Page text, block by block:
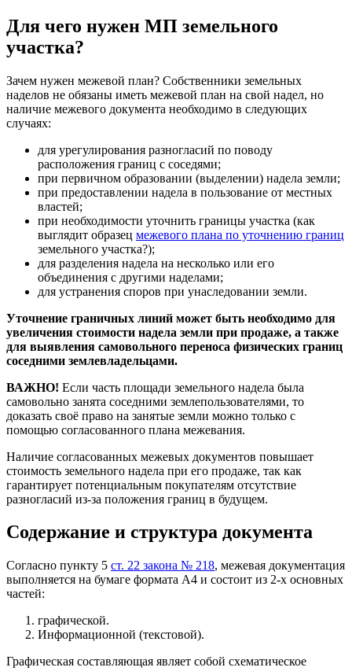
Для чего нужен МП земельного
участка?
Зачем нужен межевой план? Собственники земельных
наделов не обязаны иметь межевой план на свой надел, но
наличие межевого документа необходимо в следующих
случаях:
для урегулирования разногласий по поводу
расположения границ с соседями;
при первичном образовании (выделении) надела земли;
при предоставлении надела в пользование от местных
властей;
при необходимости уточнить границы участка (как
выглядит образец межевого плана по уточнению границ
земельного участка?);
для разделения надела на несколько или его
объединения с другими наделами;
для устранения споров при унаследовании земли.
Уточнение граничных линий может быть необходимо для
увеличения стоимости надела земли при продаже, а также
для выявления самовольного переноса физических границ
соседними землевладельцами.
ВАЖНО! Если часть площади земельного надела была
самовольно занята соседними землепользователями, то
доказать своё право на занятые земли можно только с
помощью согласованного плана межевания.
Наличие согласованных межевых документов повышает
стоимость земельного надела при его продаже, так как
гарантирует потенциальным покупателям отсутствие
разногласий из-за положения границ в будущем.
Содержание и структура документа
Согласно пункту 5 ст. 22 закона № 218, межевая документация
выполняется на бумаге формата А4 и состоит из 2-х основных
частей:
графической.
Информационной (текстовой).
Графическая составляющая являет собой схематическое